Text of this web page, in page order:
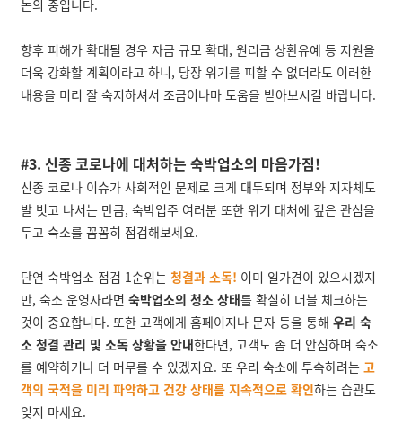
논의 중입니다.
향후 피해가 확대될 경우 자금 규모 확대, 원리금 상환유예 등 지원을
더욱 강화할 계획이라고 하니, 당장 위기를 피할 수 없더라도 이러한
내용을 미리 잘 숙지하셔서 조금이나마 도움을 받아보시길 바랍니다.
#3. 신종 코로나에 대처하는 숙박업소의 마음가짐!
신종 코로나 이슈가 사회적인 문제로 크게 대두되며 정부와 지자체도
발 벗고 나서는 만큼, 숙박업주 여러분 또한 위기 대처에 깊은 관심을
두고 숙소를 꼼꼼히 점검해보세요.
단연 숙박업소 점검 1순위는 청결과 소독! 이미 일가견이 있으시겠지
만, 숙소 운영자라면 숙박업소의 청소 상태를 확실히 더블 체크하는
것이 중요합니다. 또한 고객에게 홈페이지나 문자 등을 통해 우리 숙
소 청결 관리 및 소독 상황을 안내한다면, 고객도 좀 더 안심하며 숙소
를 예약하거나 더 머무를 수 있겠지요. 또 우리 숙소에 투숙하려는 고
객의 국적을 미리 파악하고 건강 상태를 지속적으로 확인하는 습관도
잊지 마세요.